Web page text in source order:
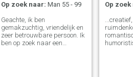
Op zoek naar: Man 55 - 99
Geachte, ik ben
gemakzuchtig, vriendelijk en
zeer betrouwbare persoon. Ik
ben op zoek naar een
Op zoek